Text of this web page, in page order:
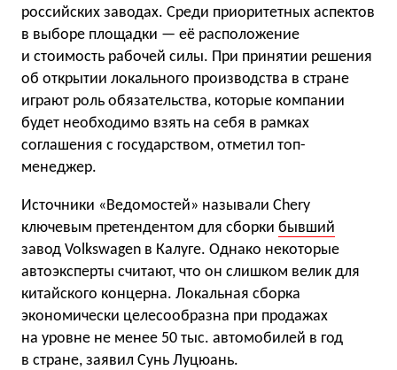
российских заводах. Среди приоритетных аспектов
в выборе площадки — её расположение
и стоимость рабочей силы. При принятии решения
об открытии локального производства в стране
играют роль обязательства, которые компании
будет необходимо взять на себя в рамках
соглашения с государством, отметил топ-
менеджер.
Источники «Ведомостей» называли Chery
ключевым претендентом для сборки бывший
завод Volkswagen в Калуге. Однако некоторые
автоэксперты считают, что он слишком велик для
китайского концерна. Локальная сборка
экономически целесообразна при продажах
на уровне не менее 50 тыс. автомобилей в год
в стране, заявил Сунь Луцюань.